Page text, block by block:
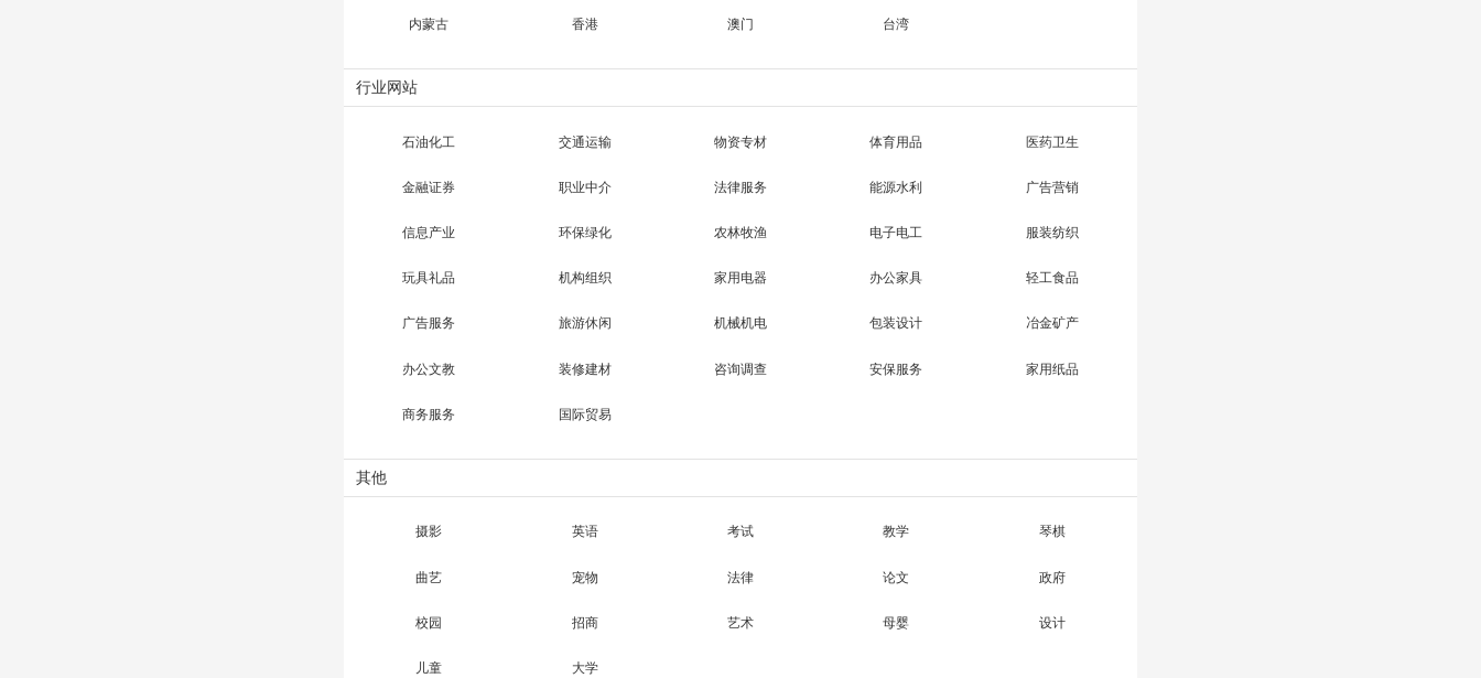
内蒙古 香港 澳门 台湾
行业网站
石油化工 交通运输 物资专材 体育用品 医药卫生
金融证券 职业中介 法律服务 能源水利 广告营销
信息产业 环保绿化 农林牧渔 电子电工 服装纺织
玩具礼品 机构组织 家用电器 办公家具 轻工食品
广告服务 旅游休闲 机械机电 包装设计 冶金矿产
办公文教 装修建材 咨询调查 安保服务 家用纸品
商务服务 国际贸易
其他
摄影 英语 考试 教学 琴棋
曲艺 宠物 法律 论文 政府
校园 招商 艺术 母婴 设计
儿童 大学